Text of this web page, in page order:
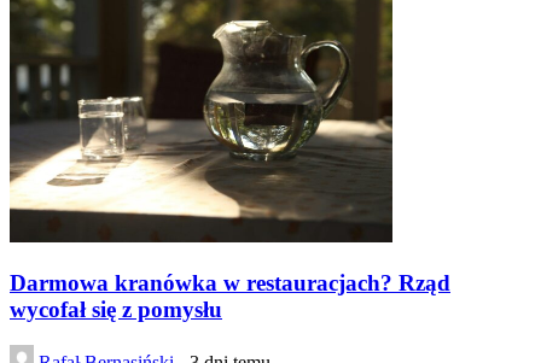
Darmowa kranówka w restauracjach? Rząd
wycofał się z pomysłu